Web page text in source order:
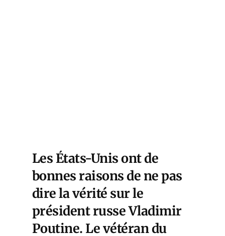
Les États-Unis ont de
bonnes raisons de ne pas
dire la vérité sur le
président russe Vladimir
Poutine. Le vétéran du